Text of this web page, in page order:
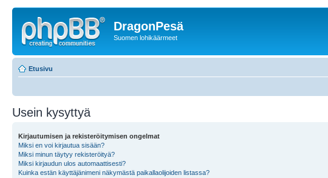
DragonPesä
Suomen lohikäärmeet
Etusivu
Usein kysyttyä
Kirjautumisen ja rekisteröitymisen ongelmat
Miksi en voi kirjautua sisään?
Miksi minun täytyy rekisteröityä?
Miksi kirjaudun ulos automaattisesti?
Kuinka estän käyttäjänimeni näkymästä paikallaolijoiden listassa?